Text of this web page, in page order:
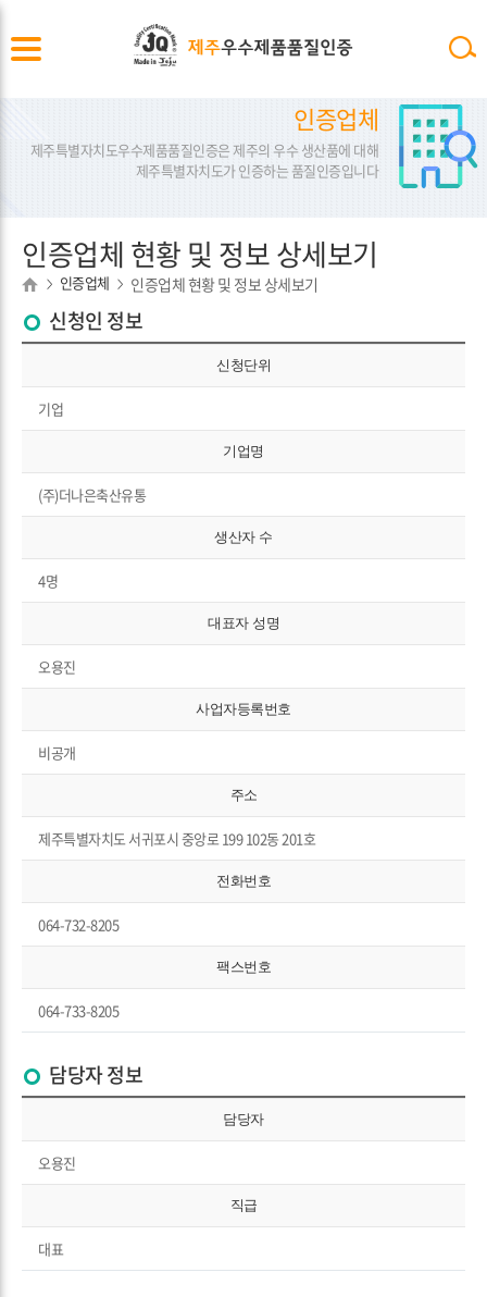
인증업체
제주특별자치도우수제품품질인증은 제주의 우수 생산품에 대해
제주특별자치도가 인증하는 품질인증입니다
> 인증업체 > 인증업체 현황 및 정보 상세보기
인증업체 현황 및 정보 상세보기
신청인 정보
신청단위
기업
기업명
(주)더나은축산유통
생산자 수
4명
대표자 성명
오용진
사업자등록번호
비공개
주소
제주특별자치도 서귀포시 중앙로 199 102동 201호
전화번호
064-732-8205
팩스번호
064-733-8205
담당자 정보
담당자
오용진
직급
대표